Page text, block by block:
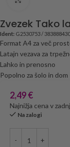
Zvezek Tako
Ident: G2530753 /
Format A4 za več
Latajn vezava za
Lahko in prenosno
Popolno za šolo in dom
2,49€
Najnižja cena v
Na zalogi